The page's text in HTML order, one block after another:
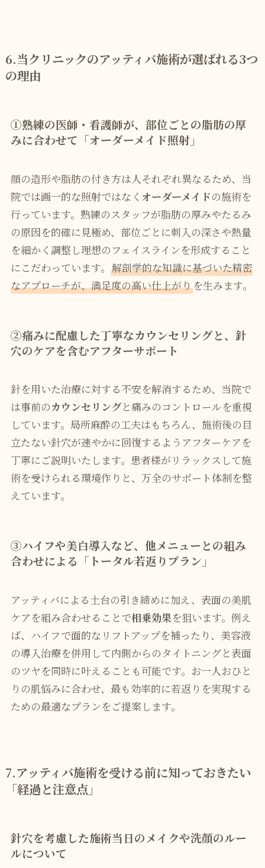
6.当クリニックのアッティバ施術が選ばれる3つ
の理由
①熟練の医師・看護師が、部位ごとの脂肪の厚
みに合わせて「オーダーメイド照射」
顔の造形や脂肪の付き方は人それぞれ異なるため、当
院では画一的な照射ではなく オーダーメイドの施術を
行っています。熟練のスタッフが脂肪の厚みやたるみ
の原因を的確に見極め、部位ごとに刺入の深さや熱量
を細かく調整し理想のフェイスラインを形成すること
にこだわっています。 解剖学的な知識に基づいた精密
なアプローチが、満足度の高い仕上がりを生みます。
②痛みに配慮した丁寧なカウンセリングと、針
穴のケアを含むアフターサポート
針を用いた治療に対する不安を解消するため、当院で
は事前のカウンセリングと痛みのコントロールを重視
しています。局所麻酔の工夫はもちろん、施術後の目
立たない針穴が速やかに回復するようアフターケアを
丁寧にご説明いたします。患者様がリラックスして施
術を受けられる環境作りと、万全のサポート体制を整
えています。
③ハイフや美白導入など、他メニューとの組み
合わせによる「トータル若返りプラン」
アッティバによる土台の引き締めに加え、表面の美肌
ケアを組み合わせることで相乗効果を狙います。例え
ば、ハイフで面的なリフトアップを補ったり、美容液
の導入治療を併用して内側からのタイトニングと表面
のツヤを同時に叶えることも可能です。お一人おひと
りの肌悩みに合わせ、最も効率的に若返りを実現する
ための最適なプランをご提案します。
7.アッティバ施術を受ける前に知っておきたい
「経過と注意点」
針穴を考慮した施術当日のメイクや洗顔のルー
ルについて